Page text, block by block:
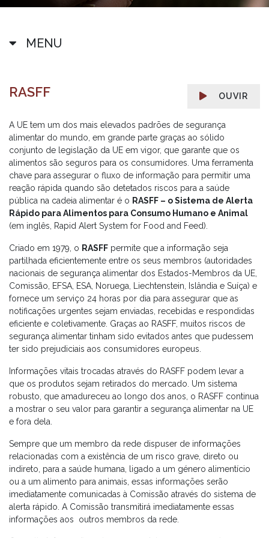
MENU
OUVIR
RASFF
A UE tem um dos mais elevados padrões de segurança
alimentar do mundo, em grande parte graças ao sólido
conjunto de legislação da UE em vigor, que garante que os
alimentos são seguros para os consumidores. Uma ferramenta
chave para assegurar o fluxo de informação para permitir uma
reação rápida quando são detetados riscos para a saúde
pública na cadeia alimentar é o RASFF – o Sistema de Alerta
Rápido para Alimentos para Consumo Humano e Animal
(em inglês, Rapid Alert System for Food and Feed).
Criado em 1979, o RASFF permite que a informação seja
partilhada eficientemente entre os seus membros (autoridades
nacionais de segurança alimentar dos Estados-Membros da UE,
Comissão, EFSA, ESA, Noruega, Liechtenstein, Islândia e Suíça) e
fornece um serviço 24 horas por dia para assegurar que as
notificações urgentes sejam enviadas, recebidas e respondidas
eficiente e coletivamente. Graças ao RASFF, muitos riscos de
segurança alimentar tinham sido evitados antes que pudessem
ter sido prejudiciais aos consumidores europeus.
Informações vitais trocadas através do RASFF podem levar a
que os produtos sejam retirados do mercado. Um sistema
robusto, que amadureceu ao longo dos anos, o RASFF continua
a mostrar o seu valor para garantir a segurança alimentar na UE
e fora dela.
Sempre que um membro da rede dispuser de informações
relacionadas com a existência de um risco grave, direto ou
indireto, para a saúde humana, ligado a um género alimentício
ou a um alimento para animais, essas informações serão
imediatamente comunicadas à Comissão através do sistema de
alerta rápido. A Comissão transmitirá imediatamente essas
informações aos outros membros da rede.